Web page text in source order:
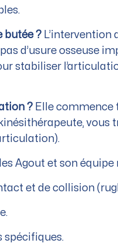
butée ? L’intervention
d’usure osseuse
stabiliser
? Elle commence
Agout et son
et de collision
spécifiques.